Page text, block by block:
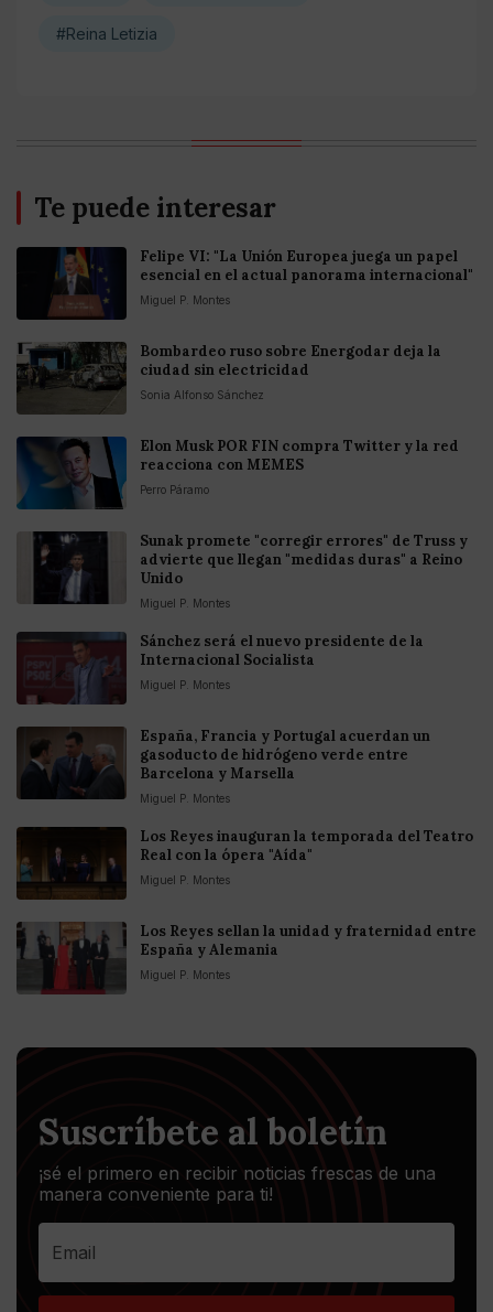
#Reina Letizia
Te puede interesar
Felipe VI: "La Unión Europea juega un papel
esencial en el actual panorama internacional"
Miguel P. Montes
Bombardeo ruso sobre Energodar deja la
ciudad sin electricidad
Sonia Alfonso Sánchez
Elon Musk POR FIN compra Twitter y la red
reacciona con MEMES
Perro Páramo
Sunak promete "corregir errores" de Truss y
advierte que llegan "medidas duras" a Reino
Unido
Miguel P. Montes
Sánchez será el nuevo presidente de la
Internacional Socialista
Miguel P. Montes
España, Francia y Portugal acuerdan un
gasoducto de hidrógeno verde entre
Barcelona y Marsella
Miguel P. Montes
Los Reyes inauguran la temporada del Teatro
Real con la ópera "Aída"
Miguel P. Montes
Los Reyes sellan la unidad y fraternidad entre
España y Alemania
Miguel P. Montes
Suscríbete al boletín
¡sé el primero en recibir noticias frescas de una
manera conveniente para ti!